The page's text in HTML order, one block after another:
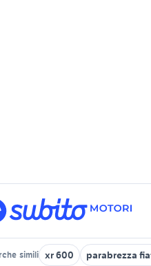
simili xr 600 parabrezza